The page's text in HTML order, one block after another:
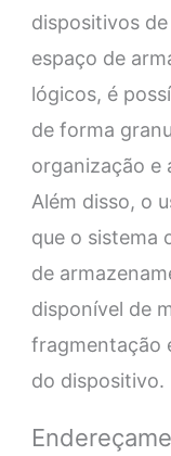
dispositivos
espaço de
lógicos, é
de forma
organização e
Além disso, o
que o sistema
de
disponível de
fragmentação
do dispositivo.